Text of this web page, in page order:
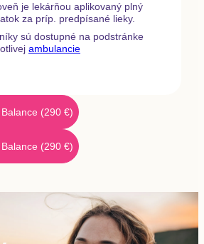
je lekárňou aplikovaný plný
za príp. predpísané lieky.
sú dostupné na podstránke
ambulancie
(290 €)
(290 €)